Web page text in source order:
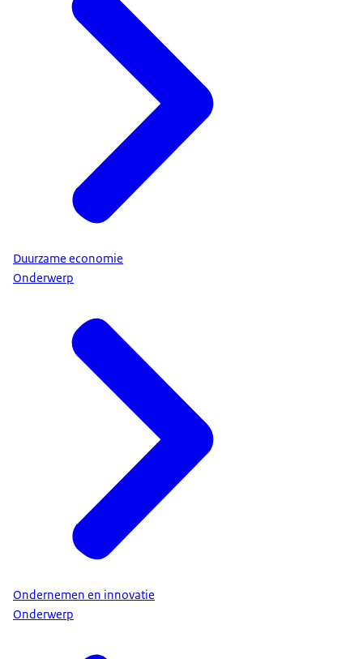
Duurzame economie
Onderwerp
Ondernemen en innovatie
Onderwerp